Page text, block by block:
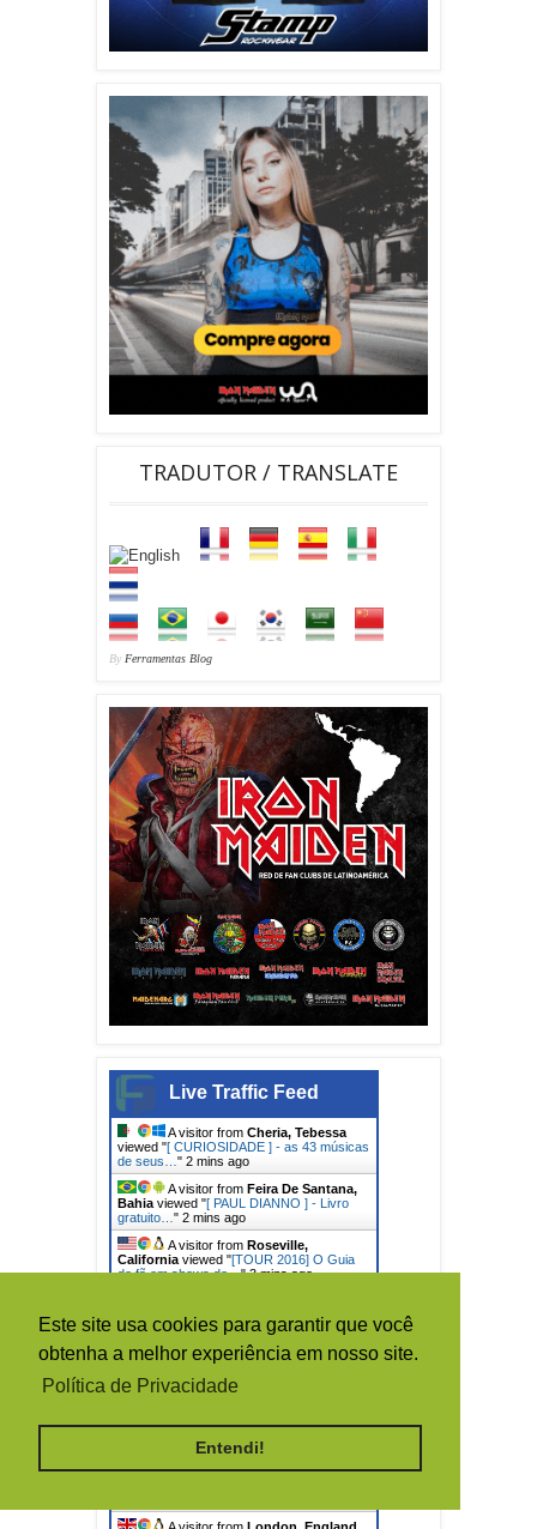
Este site usa cookies para garantir que você
obtenha a melhor experiência em nosso site.
Política de Privacidade
Entendi!
TRADUTOR / TRANSLATE
By Ferramentas Blog
Live Traffic Feed
A visitor from Cheria, Tebessa
viewed "[ CURIOSIDADE ] - as 43 músicas
de seus… " 2 mins ago
A visitor from Feira De Santana,
Bahia viewed "[ PAUL DIANNO ] - Livro
gratuito… " 3 mins ago
A visitor from Roseville,
California viewed "[TOUR 2016] O Guia
do fã em shows do…"3 mins ago
viewed "
[PODCAST] - IMBCast
# 6.66 - IRON…" 6 mins ago
A visitor fromSanta Clara,
BRASIL: old school"14 mins ago
Californiaviewed "IRON MAIDEN
BRASIL: brasil 2016 " 1 hr ago
A visitor fromNew York City, New